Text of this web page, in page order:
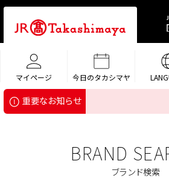
マイページ 今日のタカシマヤ
重要なお知らせ
BRAND
ブランド検索